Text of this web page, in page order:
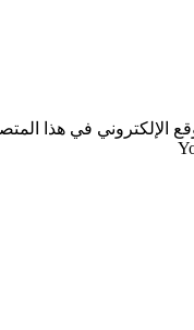
الإلكتروني في هذا